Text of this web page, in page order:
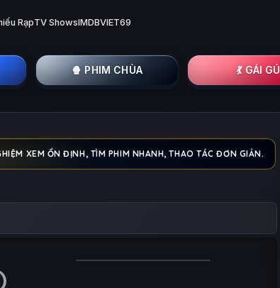
RạpTV ShowsIMDBVIET69
🍿 PHIM CHÙA 💃 GÁI GÚ
XEM ỔN ĐỊNH, TÌM PHIM NHANH, THAO TÁC ĐƠN GIẢN.